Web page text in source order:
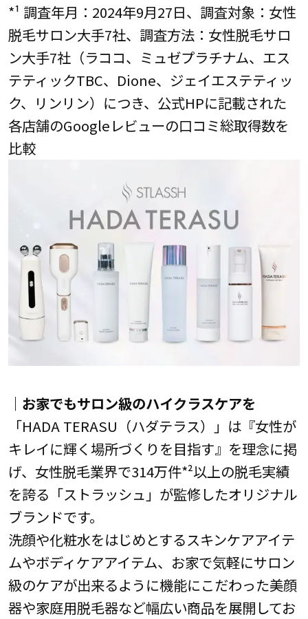
*¹ 調査年月：2024年9月27日、調査対象：女性
脱毛サロン大手7社、調査方法：女性脱毛サロ
ン大手7社（ラココ、ミュゼプラチナム、エス
テティックTBC、Dione、ジェイエステティッ
ク、リンリン）につき、公式HPに記載された
各店舗のGoogleレビューの口コミ総取得数を
比較
｜お家でもサロン級のハイクラスケアを
「HADA TERASU（ハダテラス）」は『女性が
キレイに輝く場所づくりを目指す』を理念に掲
げ、女性脱毛業界で314万件*²以上の脱毛実績
を誇る「ストラッシュ」が監修したオリジナル
ブランドです。
洗顔や化粧水をはじめとするスキンケアアイテ
ムやボディケアアイテム、お家で気軽にサロン
級のケアが出来るように機能にこだわった美顔
器や家庭用脱毛器など幅広い商品を展開してお